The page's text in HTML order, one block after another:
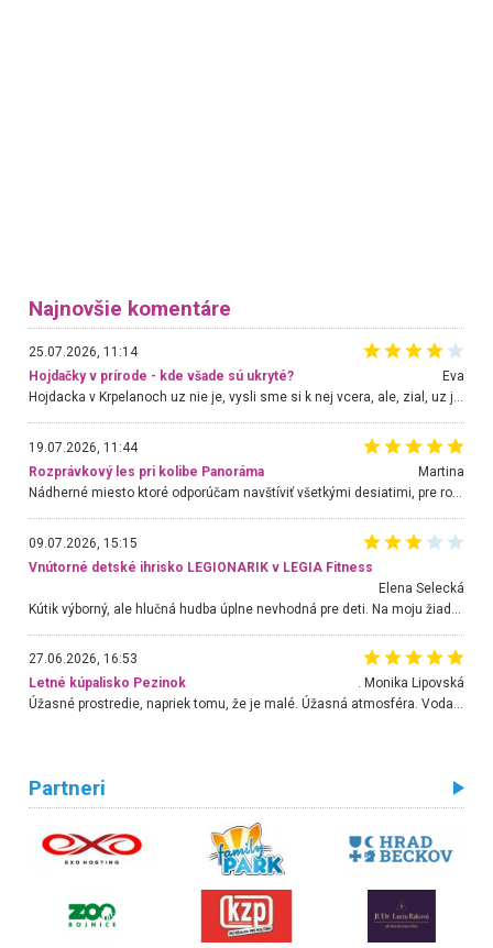
Najnovšie komentáre
25.07.2026, 11:14
Hojdačky v prírode - kde všade sú ukryté?
Eva
Hojdacka v Krpelanoch uz nie je, vysli sme si k nej vcera, ale, zial, uz je znicena. Ak sem planujete cestu len kvoli hojdacke, mozete si ju usetrit. Krasny vyhlad je tu vsak aj bez hojdacky :-)
19.07.2026, 11:44
Rozprávkový les pri kolibe Panoráma
Martina
Nádherné miesto ktoré odporúčam navštíviť všetkými desiatimi, pre rodiny s deťmi, dôchodcom... Proste a jednoducho ozaj rozprávkový les.. určite ešte prídeme. Odniesli sme si na pamiatku krásne tričká,
09.07.2026, 15:15
Vnútorné detské ihrisko LEGIONARIK v LEGIA Fitness
Elena Selecká
27.06.2026, 16:53
Letné kúpalisko Pezinok
. Monika Lipovská
Úžasné prostredie, napriek tomu, že je malé. Úžasná atmosféra. Voda fantastická a nádherná. Ľudí je pomerne veľa, ale su mili a ohľaduplní. Je veľmi zaujímavé sledovať, ako dokážu spolu športovať cudzí ľudia a bez ohľadu na vek. Vládne tu pohoda. Vnuka neviem dostať z vody. Ďakujem za krásny deň . Urcite sa sem vrátim. Jediný problém je s parkovaním, ale aj ten sa mi podarilo vyriešiť. Monika Bratislava
Partneri